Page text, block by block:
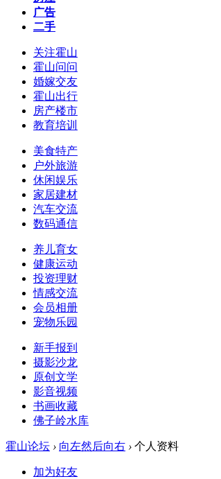
广告
二手
关注霍山
霍山问问
婚嫁交友
霍山出行
房产楼市
教育培训
美食特产
户外旅游
休闲娱乐
家居建材
汽车交流
数码通信
养儿育女
健康运动
投资理财
情感交流
会员相册
宠物乐园
新手报到
摄影沙龙
原创文学
影音视频
书画收藏
佛子岭水库
霍山论坛 › 向左然后向右 › 个人资料
加为好友